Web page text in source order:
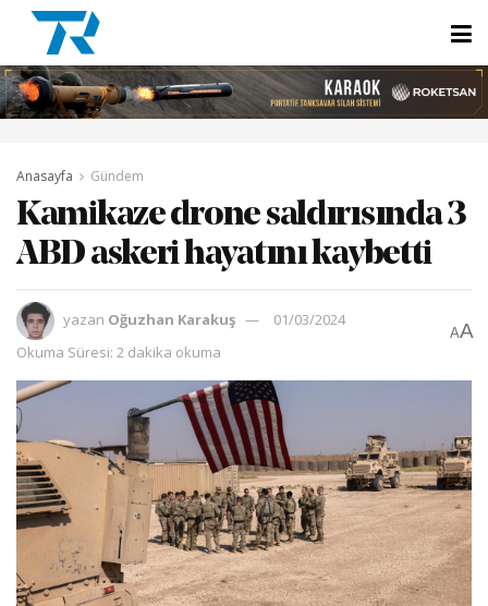
Anasayfa Gündem
Kamikaze drone saldırısında 3
ABD askeri hayatını kaybetti
yazan Oğuzhan Karakuş
01/03/2024
Okuma Süresi: 2 dakika okuma
AA